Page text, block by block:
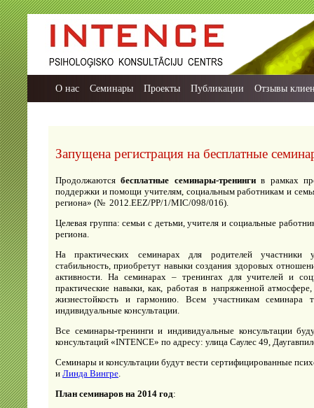
О нас Семинары Проекты Публикации Отзывы
Запущена регистрация на бесплатные
Продолжаютсябесплатные семинары-тренингив рамках
поддержки и помощи учителям, социальным работникам и
региона» (№ 2012.EEZ/PP/1/MIC/098/016).
Целевая группа: семьи с детьми, учителя и социальные
региона.
На практических семинарах для родителей участники
стабильность, приобретут навыки создания здоровых
активности. На семинарах – тренингах для учителей и
практические навыки, как, работая в напряженной
жизнестойкость и гармонию. Всем участникам семинара
индивидуальные консультации.
Все семинары-тренинги и индивидуальные консультации
консультаций «INTENCE» по адресу: улица Саулес 49,
Семинары и консультации будут вести сертифицированные
и Линда Вингре.
План семинаров на 2014 год: